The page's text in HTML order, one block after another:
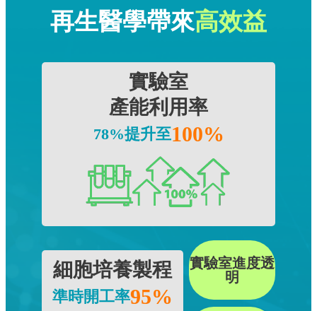
再生醫學帶來高效益
實驗室
產能利用率
78%提升至100%
細胞培養製程
準時開工率95%
實驗室進度透
明